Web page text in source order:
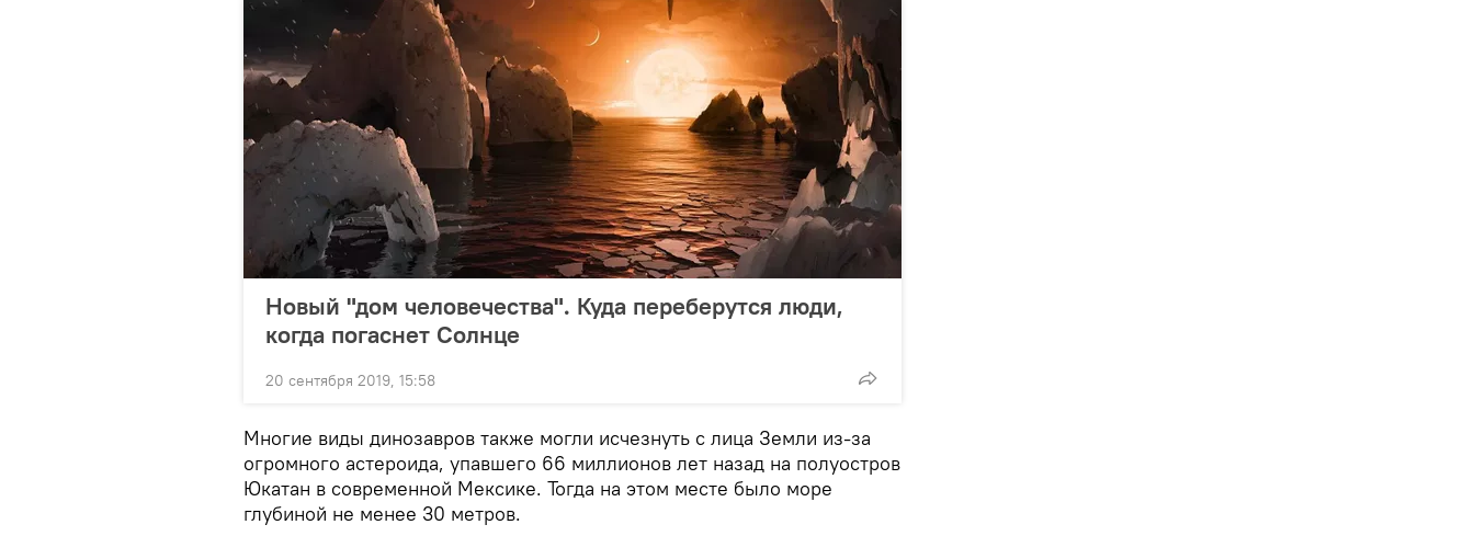
Новый "дом человечества". Куда переберутся люди,
когда погаснет Солнце
20 сентября 2019, 15:58
Многие виды динозавров также могли исчезнуть с лица Земли из-за
огромного астероида, упавшего 66 миллионов лет назад на полуостров
Юкатан в современной Мексике. Тогда на этом месте было море
глубиной не менее 30 метров.